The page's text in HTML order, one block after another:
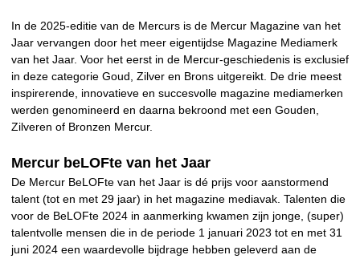
In de 2025-editie van de Mercurs is de Mercur Magazine van het
Jaar vervangen door het meer eigentijdse Magazine Mediamerk
van het Jaar. Voor het eerst in de Mercur-geschiedenis is exclusief
in deze categorie Goud, Zilver en Brons uitgereikt. De drie meest
inspirerende, innovatieve en succesvolle magazine mediamerken
werden genomineerd en daarna bekroond met een Gouden,
Zilveren of Bronzen Mercur.
Mercur beLOFte van het Jaar
De Mercur BeLOFte van het Jaar is dé prijs voor aanstormend
talent (tot en met 29 jaar) in het magazine mediavak. Talenten die
voor de BeLOFte 2024 in aanmerking kwamen zijn jonge, (super)
talentvolle mensen die in de periode 1 januari 2023 tot en met 31
juni 2024 een waardevolle bijdrage hebben geleverd aan de